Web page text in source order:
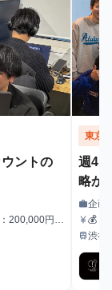
ントの
円〜
ごとに査
対象に支
り
東京
週4
略か
ン！
職種
work企画
給与
currency_yen💰
┗
最寄駅
train渋谷